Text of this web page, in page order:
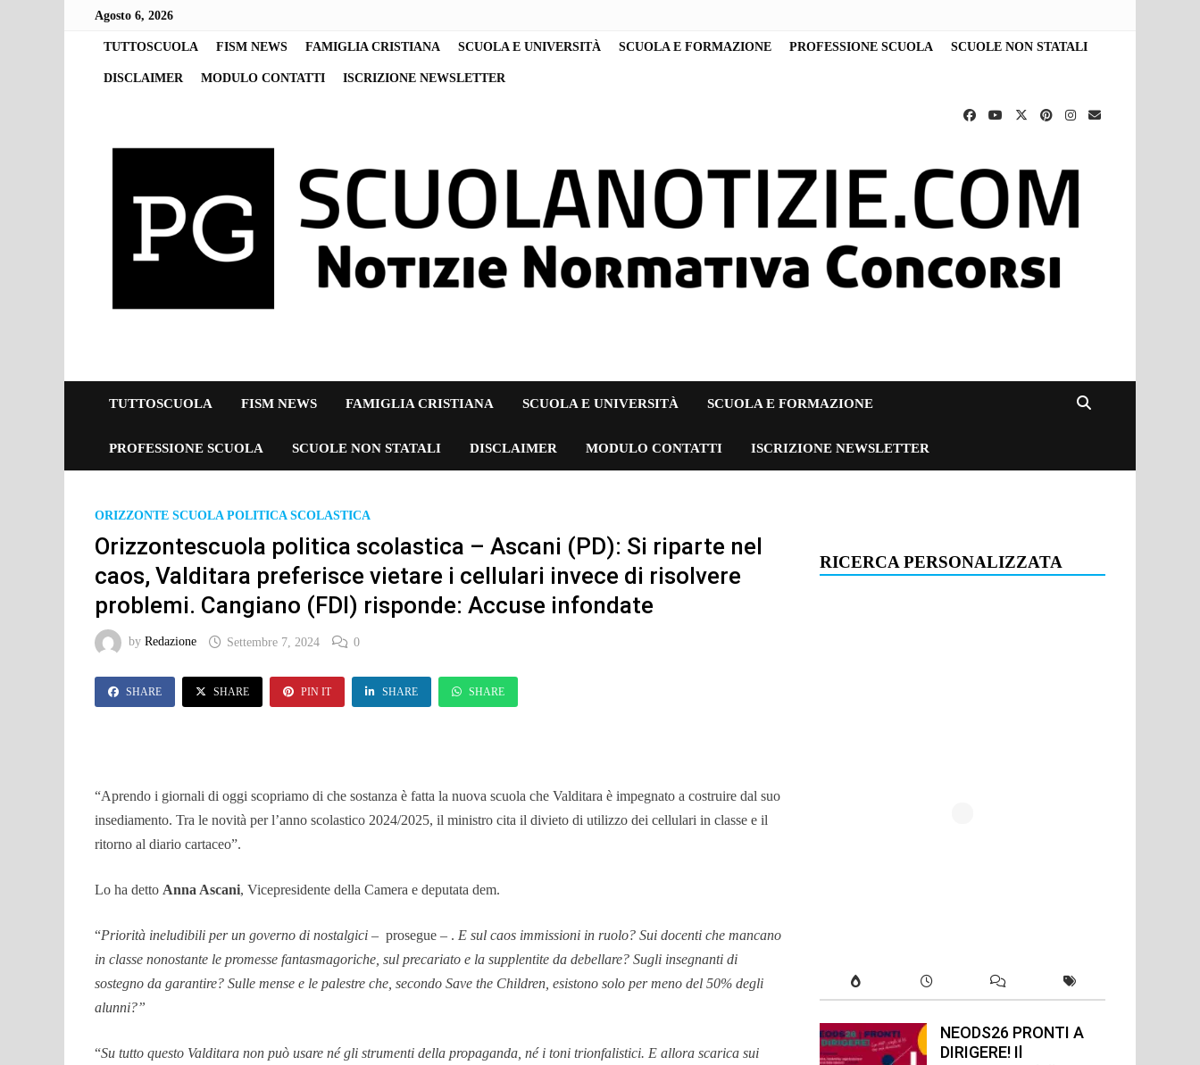
Agosto 6, 2026
TUTTOSCUOLA FISM NEWS FAMIGLIA CRISTIANA SCUOLA E UNIVERSITÀ SCUOLA E FORMAZIONE PROFESSIONE SCUOLA SCUOLE NON STATALI
DISCLAIMER MODULO CONTATTI ISCRIZIONE NEWSLETTER
TUTTOSCUOLA FISM NEWS FAMIGLIA CRISTIANA SCUOLA E UNIVERSITÀ SCUOLA E FORMAZIONE
PROFESSIONE SCUOLA SCUOLE NON STATALI DISCLAIMER MODULO CONTATTI ISCRIZIONE NEWSLETTER
ORIZZONTE SCUOLA POLITICA SCOLASTICA
Orizzontescuola politica scolastica – Ascani (PD): Si riparte nel
caos, Valditara preferisce vietare i cellulari invece di risolvere
problemi. Cangiano (FDI) risponde: Accuse infondate
byRedazione Settembre 7, 2024 0
SHARE SHARE PIN IT SHARE SHARE
“Aprendo i giornali di oggi scopriamo di che sostanza è fatta la nuova scuola che Valditara è impegnato a costruire dal suo
insediamento. Tra le novità per l’anno scolastico 2024/2025, il ministro cita il divieto di utilizzo dei cellulari in classe e il
ritorno al diario cartaceo”.
Lo ha dettoAnna Ascani, Vicepresidente della Camera e deputata dem.
“Priorità ineludibili per un governo di nostalgici – prosegue – .E sul caos immissioni in ruolo? Sui docenti che mancano
in classe nonostante le promesse fantasmagoriche, sul precariato e la supplentite da debellare? Sugli insegnanti di
sostegno da garantire? Sulle mense e le palestre che, secondo Save the Children, esistono solo per meno del 50% degli
alunni?”
“Su tutto questo Valditara non può usare né gli strumenti della propaganda, né i toni trionfalistici. E allora scarica sui
RICERCA PERSONALIZZATA
NEODS26 PRONTI A
DIRIGERE! Il